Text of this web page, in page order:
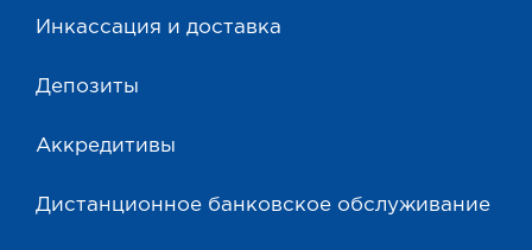
Инкассация и доставка
Депозиты
Аккредитивы
Дистанционное банковское обслуживание